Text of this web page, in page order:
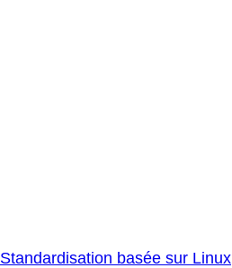
Standardisation basée sur Linux